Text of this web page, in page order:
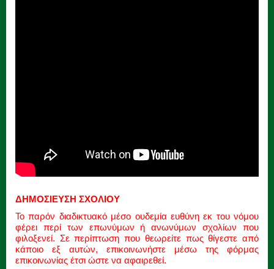
ΔΗΜΟΣΙΕΥΣΗ ΣΧΟΛΙΟΥ
Το παρόν διαδικτυακό μέσο ουδεμία ευθύνη εκ του νόμου
φέρει περί των επωνύμων ή ανωνύμων σχολίων που
φιλοξενεί. Σε περίπτωση που θεωρείτε πως θίγεστε από
κάποιο εξ αυτών, επικοινωνήστε μέσω της φόρμας
επικοινωνίας έτσι ώστε να αφαιρεθεί.